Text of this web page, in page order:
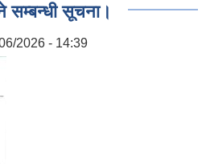
सम्बन्धी सूचना।
2026 - 14:39